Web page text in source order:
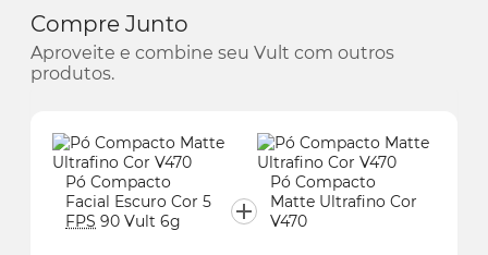
Compre Junto
Aproveite e combine seu Vult com outros
produtos.
Pó Compacto
Facial Escuro Cor 5
FPS 90 Vult 6g
Pó Compacto
Matte Ultrafino Cor
V470